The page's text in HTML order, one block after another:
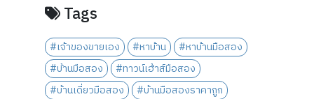
Tags
#เจ้าของขายเอง #หาบ้าน
#หาบ้านมือสอง
#บ้านมือสอง
#ทาวน์เฮ้าส์มือสอง
#บ้านเดี่ยวมือสอง
#บ้านมือสองราคาถูก